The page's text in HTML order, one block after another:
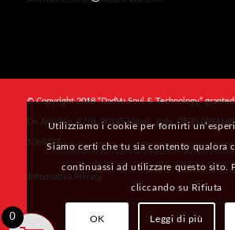
© Copyright 2018 “DadVu Soul & Technology”
De Amicis n. 27/B, 80145 Napoli, Italy, CF/PI
1069327
Informativa Privacy
Utilizziamo i cookie per fornirti
Siamo certi che tu sia contento qualora
continuassi ad utilizzare questo sito.
cliccando su Rifiuta
OK Leggi di più
0